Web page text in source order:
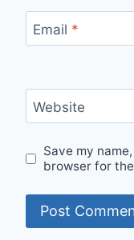
Email *
Website
Save my
browser for